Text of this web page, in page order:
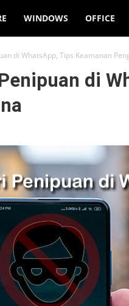
WINDOWS OFFICE
di WhatsApp, Tips Keamanan
di